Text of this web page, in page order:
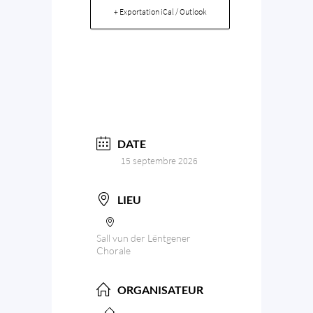
+ Exportation iCal / Outlook
DATE
15 septembre 2026
LIEU
Sall vun der Lëntgener
Chorale
ORGANISATEUR